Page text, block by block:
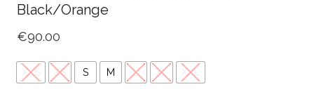
Black/Orange
€90.00
XXS XS S M L XL XXL